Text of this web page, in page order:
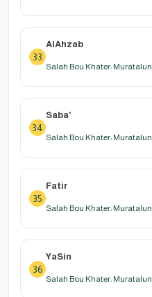
33
AlAhzab
Salah Bou Khater: Muratalun
34
Saba'
Salah Bou Khater: Muratalun
35
Fatir
Salah Bou Khater: Muratalun
36
YaSin
Salah Bou Khater: Muratalun